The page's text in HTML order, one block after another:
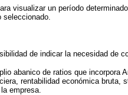
visualizar un período
seleccionado.
de indicar la necesidad de
abanico de ratios que incorpora
rentabilidad económica
empresa.